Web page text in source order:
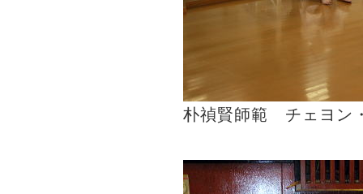
朴禎賢師範 チェヨン